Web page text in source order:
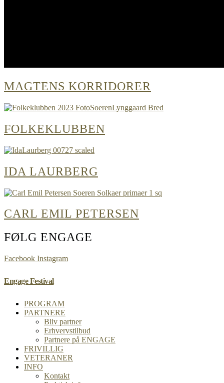
MAGTENS KORRIDORER
FOLKEKLUBBEN
IDA LAURBERG
CARL EMIL PETERSEN
FØLG ENGAGE
Facebook Instagram
Engage Festival
PROGRAM
PARTNERE
Bliv partner
Erhvervstilbud
Partnere på ENGAGE
FRIVILLIG
VETERANER
INFO
Kontakt